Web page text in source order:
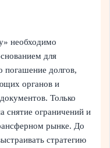
необходимо
для
долгов,
органов и
Только
снятие ограничений и
рынке. До
стратегию